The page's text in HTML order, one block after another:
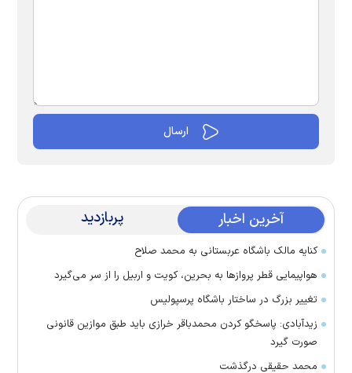
آخرین اخبار پربازدید
کنایه مالک باشگاه عربستانی به محمد صلاح
هواپیمایی قطر پرواز‌ها به بحرین، کویت و اربیل را از سر می‌گیرد
تغییر بزرگ در ساختار باشگاه پرسپولیس
زیدآبادی: پاسخگو کردن محمدباقر خرازی باید طبق موازین قانونی
صورت گیرد
محمد حقیقی درگذشت